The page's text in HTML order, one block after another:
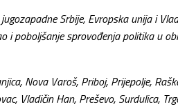
Srbije, Evropska unija i
poboljšanje sprovođenja politika u
Nova Varoš, Priboj, Prijepolje,
Vladičin Han, Preševo, Surdulica,